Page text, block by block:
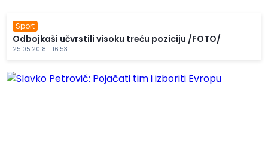
Sport
Odbojkaši učvrstili visoku treću poziciju /FOTO/
25.05.2018. | 16:53